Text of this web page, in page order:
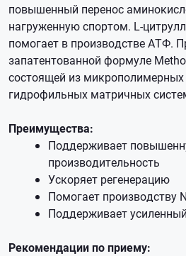
повышенный перенос
нагруженную спортом. L-
помогает в производстве АТФ.
запатентованной формуле
состоящей из
гидрофильных матричных
Преимущества:
Поддерживает
производительность
Ускоряет регенерацию
Помогает производству
Поддерживает
Рекомендации по приему: